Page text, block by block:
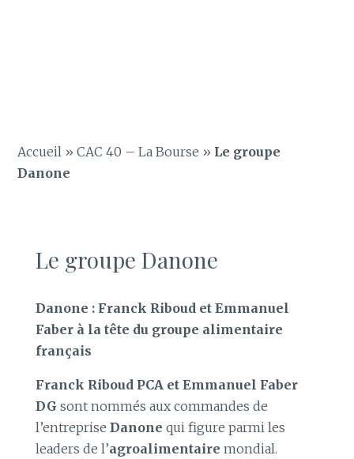
Accueil »CAC 40 – La Bourse » Le groupe
Danone
Le groupe Danone
Danone : Franck Riboud et Emmanuel
Faber à la tête du groupe alimentaire
français
Franck Riboud PCA et Emmanuel Faber
DG sont nommés aux commandes de
l’entrepriseDanone qui figure parmi les
leaders de l’agroalimentaire mondial.